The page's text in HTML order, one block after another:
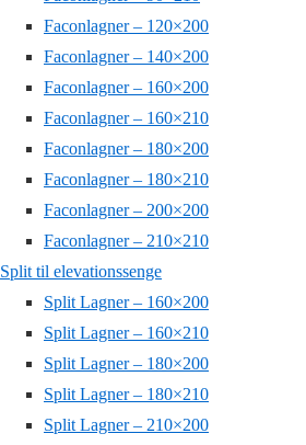
Faconlagner – 120×200
Faconlagner – 140×200
Faconlagner – 160×200
Faconlagner – 160×210
Faconlagner – 180×200
Faconlagner – 180×210
Faconlagner – 200×200
Faconlagner – 210×210
Split til elevationssenge
Split Lagner – 160×200
Split Lagner – 160×210
Split Lagner – 180×200
Split Lagner – 180×210
Split Lagner – 210×200